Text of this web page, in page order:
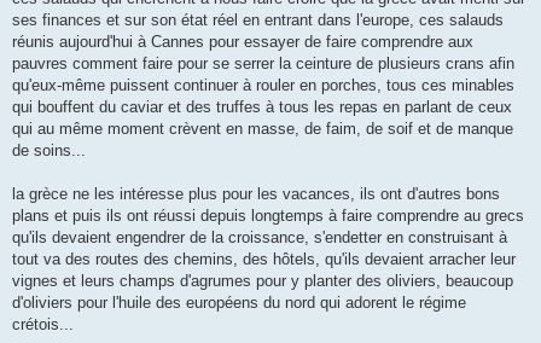
ses finances et sur son état réel en entrant dans l'europe, ces salauds
réunis aujourd'hui à Cannes pour essayer de faire comprendre aux
pauvres comment faire pour se serrer la ceinture de plusieurs crans afin
qu'eux-même puissent continuer à rouler en porches, tous ces minables
qui bouffent du caviar et des truffes à tous les repas en parlant de ceux
qui au même moment crèvent en masse, de faim, de soif et de manque
de soins...
la grèce ne les intéresse plus pour les vacances, ils ont d'autres bons
plans et puis ils ont réussi depuis longtemps à faire comprendre au grecs
qu'ils devaient engendrer de la croissance, s'endetter en construisant à
tout va des routes des chemins, des hôtels, qu'ils devaient arracher leur
vignes et leurs champs d'agrumes pour y planter des oliviers, beaucoup
d'oliviers pour l'huile des européens du nord qui adorent le régime
crétois...